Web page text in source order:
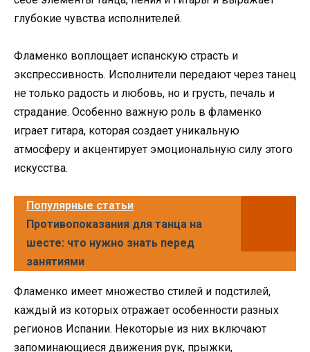
глубокие чувства исполнителей.
Фламенко воплощает испанскую страсть и
экспрессивность. Исполнители передают через танец
не только радость и любовь, но и грусть, печаль и
страдание. Особенно важную роль в фламенко
играет гитара, которая создает уникальную
атмосферу и акцентирует эмоциональную силу этого
искусства.
Популярные статьи
Противопоказания для танца на
шесте: что нужно знать перед
занятиями
Фламенко имеет множество стилей и подстилей,
каждый из которых отражает особенности разных
регионов Испании. Некоторые из них включают
запоминающиеся движения рук, прыжки,